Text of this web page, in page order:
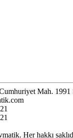
Mah. 1991
Her hakkı